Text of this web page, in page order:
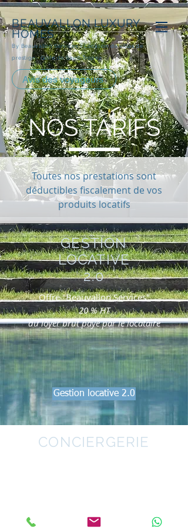
BEAUVALLONLUXURY
HOMES
By Beauvallon Services - Location de villas de
prestige- Golfe de Saint-Tropez
Avis des voyageurs
NOS TARIFS
Toutes nos prestations sont
déductibles fiscalement de vos
produits locatifs
GESTION
LOCATIVE
2.0
Offre "Beauvallon Services"
20 % HT
du loyer brut payé par le locataire
Gestion locative 2.0
CONCIERGERIE
facturée directement à vos